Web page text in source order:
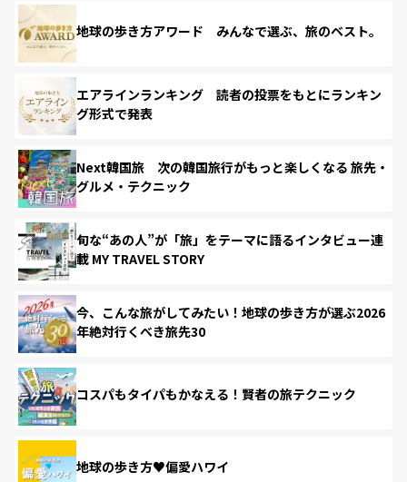
地球の歩き方アワード みんなで選ぶ、旅のベスト。
エアラインランキング 読者の投票をもとにランキン
グ形式で発表
Next韓国旅 次の韓国旅行がもっと楽しくなる 旅先・
グルメ・テクニック
旬な“あの人”が「旅」をテーマに語るインタビュー連
載 MY TRAVEL STORY
今、こんな旅がしてみたい！地球の歩き方が選ぶ2026
年絶対行くべき旅先30
コスパもタイパもかなえる！賢者の旅テクニック
地球の歩き方♥偏愛ハワイ